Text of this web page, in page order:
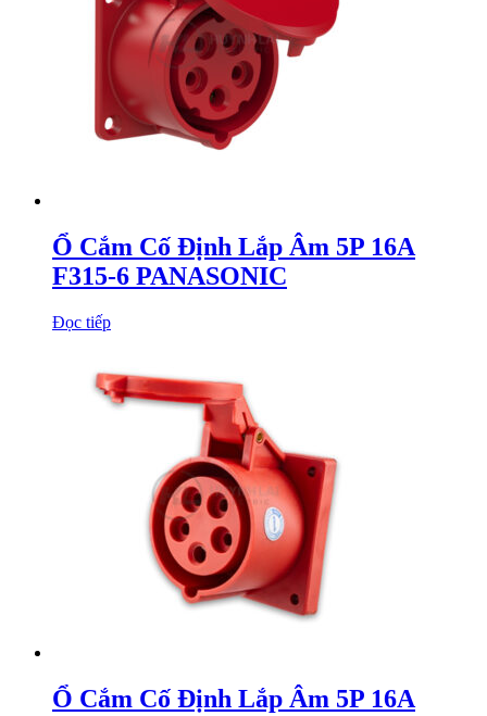
Ổ Cắm Cố Định Lắp Âm 5P 16A
F315-6 PANASONIC
Đọc tiếp
Ổ Cắm Cố Định Lắp Âm 5P 16A